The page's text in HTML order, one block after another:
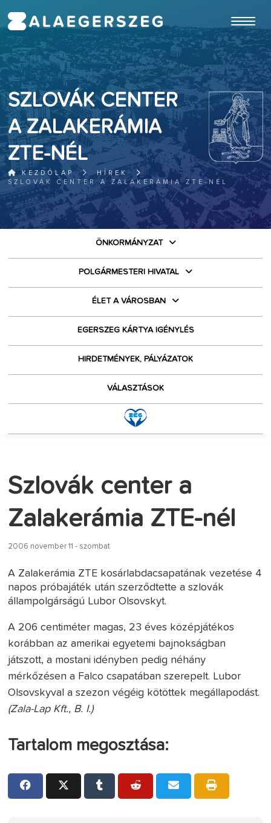
SZLOVÁK CENTER
A ZALAKERÁMIA
ZTE-NÉL
KEZDŐLAP
HÍREK
SZLOVÁK CENTER A ZALAKERÁMIA ZTE-NÉL
ÖNKORMÁNYZAT
POLGÁRMESTERI HIVATAL
ÉLET A VÁROSBAN
EGERSZEG KÁRTYA IGÉNYLÉS
HIRDETMÉNYEK, PÁLYÁZATOK
VÁLASZTÁSOK
Szlovák center a
Zalakerámia ZTE-nél
2006 november 11 - szombat
A Zalakerámia ZTE kosárlabdacsapatának vezetése 4
napos próbajáték után szerződtette a szlovák
állampolgárságú Lubor Olsovskyt.
A 206 centiméter magas, 23 éves középjátékos
korábban az amerikai egyetemi bajnokságban
játszott, a mostani idényben pedig néhány
mérkőzésen a Falco csapatában szerepelt. Lubor
Olsovskyval a szezon végéig kötöttek megállapodást.
(Zala-Lap Kft., B. I.)
Tartalom megosztása: